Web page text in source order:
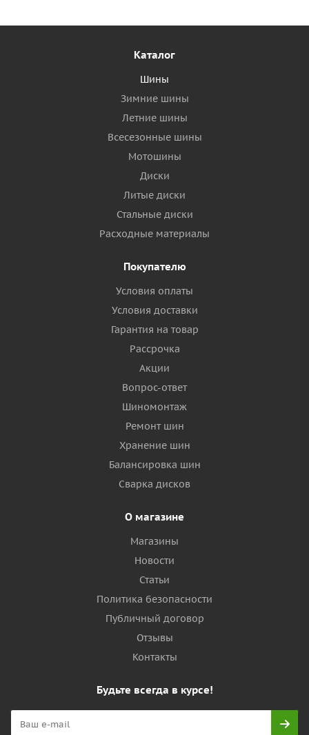
Каталог
Шины
Зимние шины
Летние шины
Всесезонные шины
Мотошины
Диски
Литые диски
Стальные диски
Расходные материалы
Покупателю
Условия оплаты
Условия доставки
Гарантия на товар
Рассрочка
Акции
Вопрос-ответ
Шиномонтаж
Ремонт шин
Хранение шин
Балансировка шин
Сварка дисков
О магазине
Магазины
Новости
Статьи
Политика безопасности
Публичный договор
Отзывы
Контакты
Будьте всегда в курсе!